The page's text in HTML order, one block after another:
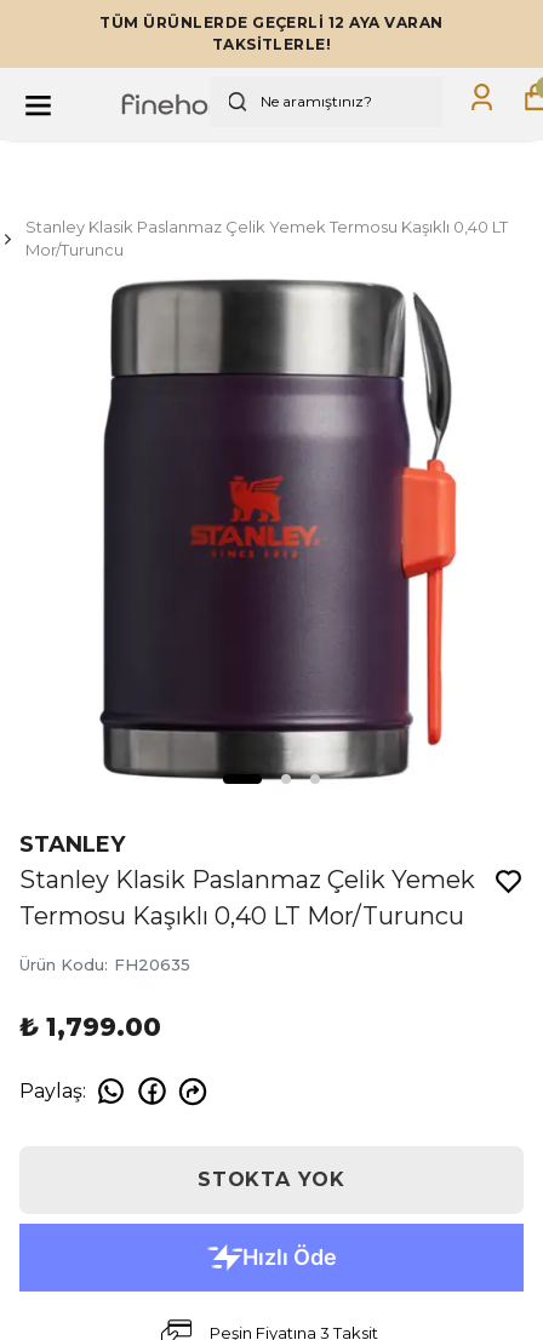
TÜM ÜRÜNLERDE GEÇERLİ 12 AYA VARAN
TAKSİTLERLE!
Stanley Klasik Paslanmaz Çelik Yemek Termosu Kaşıklı 0,40 LT
Mor/Turuncu
STANLEY
Stanley Klasik Paslanmaz Çelik Yemek
Termosu Kaşıklı 0,40 LT Mor/Turuncu
Ürün Kodu: FH20635
₺ 1,799.00
Paylaş:
STOKTA YOK
Peşin Fiyatına 3 Taksit